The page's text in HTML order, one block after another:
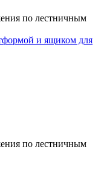
по лестничным
и ящиком для
по лестничным